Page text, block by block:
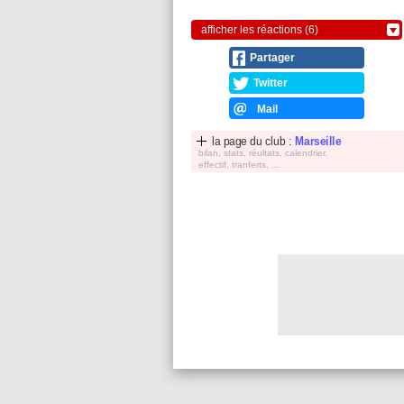
afficher les réactions (6)
Partager
Twitter
Mail
la page du club : Marseille
bilan, stats, réultats, calendrier,
effectif, tranferts, ...